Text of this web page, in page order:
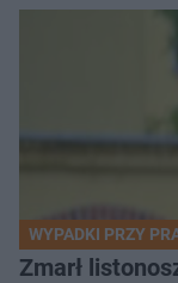
WYPADKI PRZY
Zmarł